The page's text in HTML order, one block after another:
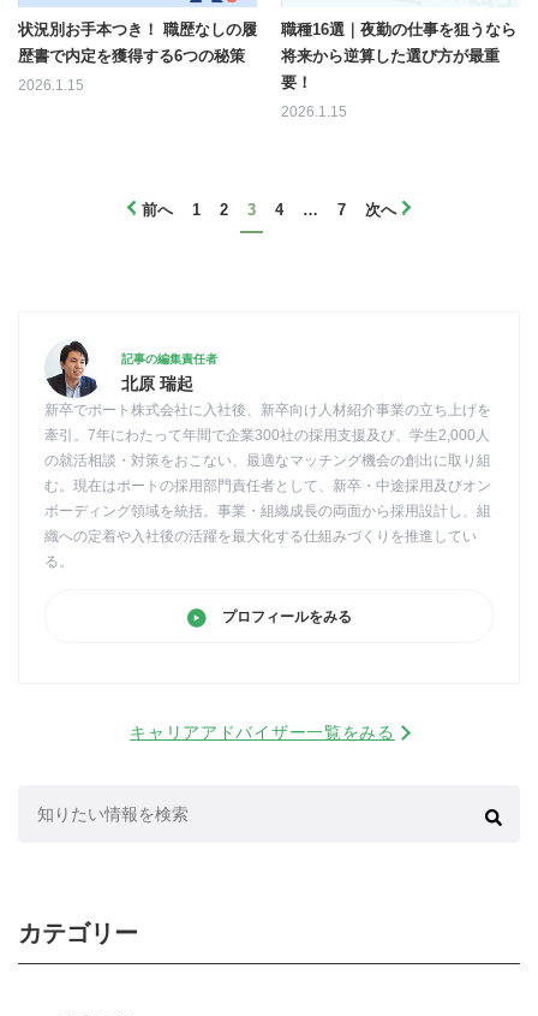
状況別お手本つき！ 職歴なしの履
歴書で内定を獲得する6つの秘策
2026.1.15
職種16選｜夜勤の仕事を狙うなら
将来から逆算した選び方が最重
要！
2026.1.15
前へ 1 2 3 4 … 7 次へ
記事の編集責任者
北原 瑞起
新卒でポート株式会社に入社後、新卒向け人材紹介事業の立ち上げを
牽引。7年にわたって年間で企業300社の採用支援及び、学生2,000人
の就活相談・対策をおこない、最適なマッチング機会の創出に取り組
む。現在はポートの採用部門責任者として、新卒・中途採用及びオン
ボーディング領域を統括。事業・組織成長の両面から採用設計し、組
織への定着や入社後の活躍を最大化する仕組みづくりを推進してい
る。
プロフィールをみる
キャリアアドバイザー一覧をみる
カテゴリー